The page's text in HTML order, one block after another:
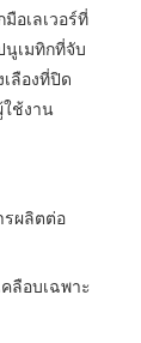
อเลเวอร์ที่
นูเมทิกที่จับ
ลืองที่ปิด
ช้งาน
รผลิตต่อ
ลือบเฉพาะ